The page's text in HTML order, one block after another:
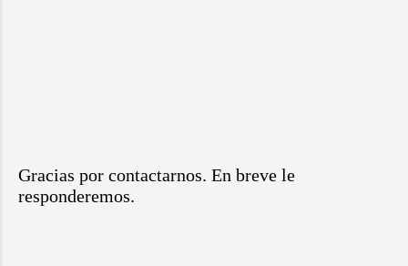
P
Gracias por contactarnos. En breve le
responderemos.